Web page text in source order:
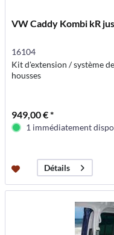
VW Caddy Kombi kR
16104
Kit d'extension / système
housses
949,00 € *
1 immédiatement
Détails